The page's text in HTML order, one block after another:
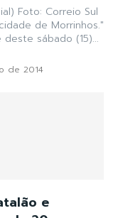
Sul
sábado (15)...
de 2014
e